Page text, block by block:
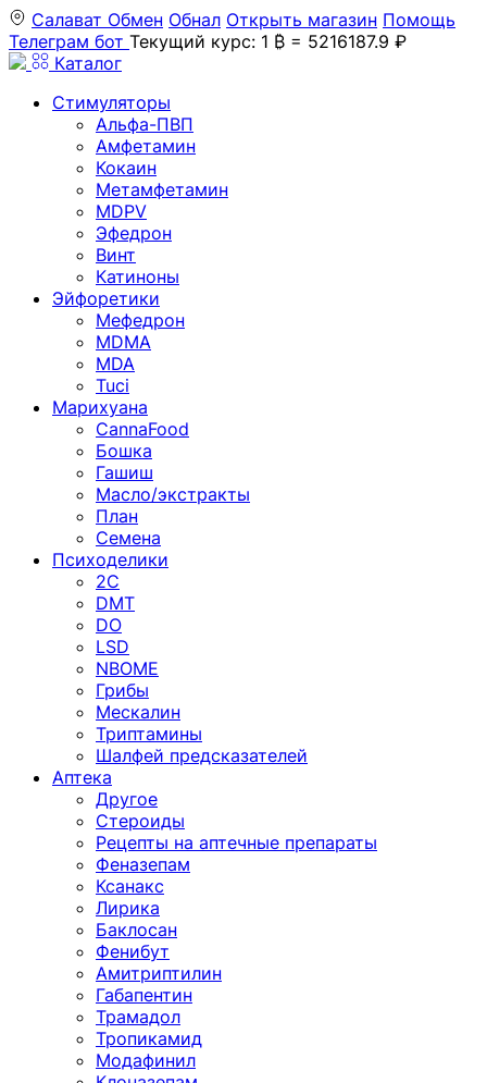
Салават Обмен Обнал Открыть магазин Помощь
Телеграм бот Текущий курс: 1 ₿ = 5216187.9 ₽
Каталог
Стимуляторы
Альфа-ПВП
Амфетамин
Кокаин
Метамфетамин
MDPV
Эфедрон
Винт
Катиноны
Эйфоретики
Мефедрон
MDMA
MDA
Tuci
Марихуана
CannaFood
Бошка
Гашиш
Масло/экстракты
План
Семена
Психоделики
2C
DMT
DO
LSD
NBOME
Грибы
Мескалин
Триптамины
Шалфей предсказателей
Аптека
Другое
Стероиды
Рецепты на аптечные препараты
Феназепам
Ксанакс
Лирика
Баклосан
Фенибут
Амитриптилин
Габапентин
Трамадол
Тропикамид
Модафинил